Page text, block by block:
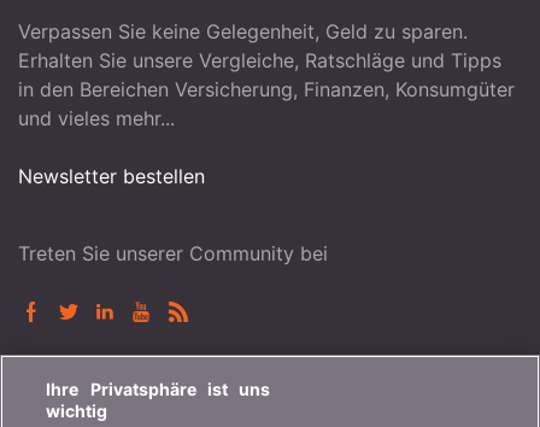
Verpassen Sie keine Gelegenheit, Geld zu sparen.
Erhalten Sie unsere Vergleiche, Ratschläge und Tipps
in den Bereichen Versicherung, Finanzen, Konsumgüter
und vieles mehr...
Newsletter bestellen
Treten Sie unserer Community bei
BONUS.CH
Ihre Privatsphäre ist uns
wichtig